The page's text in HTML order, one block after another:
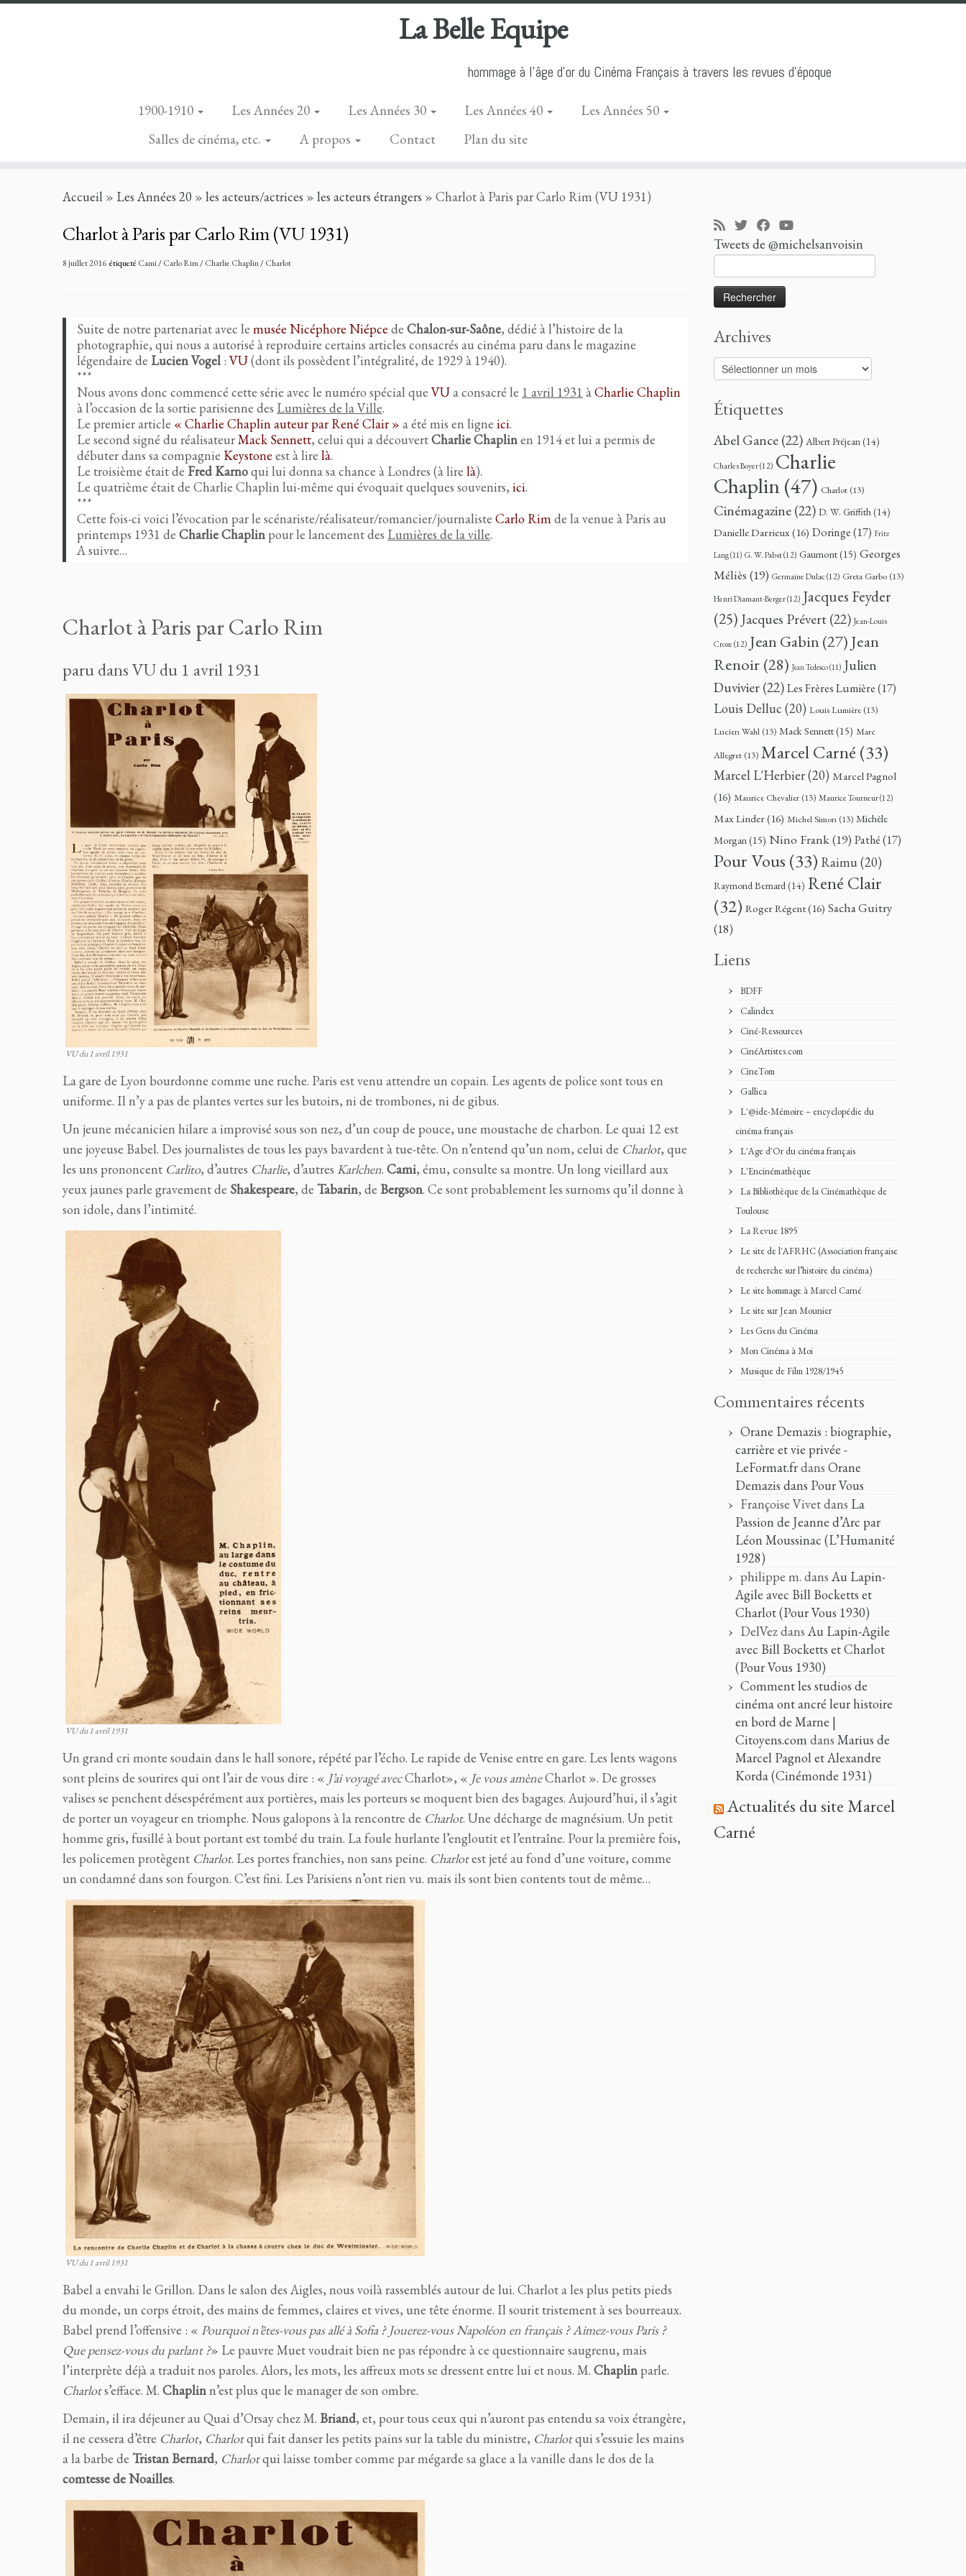
La Belle Equipe
hommage à l'âge d'or du Cinéma Français à travers les revues d'époque
1900-1910 Les Années 20 Les Années 30 Les Années 40
Les Années 50
Salles de cinéma, etc.
A propos Contact Plan du site
Accueil » Les Années 20 » les acteurs/actrices » les acteurs étrangers » Charlot à Paris par Carlo Rim (VU 1931)
Charlot à Paris par Carlo Rim (VU 1931)
8 juillet 2016 étiqueté Cami/Carlo Rim/Charlie Chaplin/Charlot
Suite de notre partenariat avec le musée Nicéphore Niépce de Chalon-sur-Saône, dédié à l’histoire de la
photographie, qui nous a autorisé à reproduire certains articles consacrés au cinéma paru dans le magazine
légendaire de Lucien Vogel :VU(dont ils possèdent l’intégralité, de 1929 à 1940).
***
Nous avons donc commencé cette série avec le numéro spécial queVUa consacré le 1 avril 1931 àCharlie Chaplin
à l’occasion de la sortie parisienne des Lumières de la Ville.
Le premier article « Charlie Chaplin auteur par René Clair » a été mis en ligne ici.
Le second signé du réalisateurMack Sennett, celui qui a découvertCharlie Chaplinen 1914 et lui a permis de
débuter dans sa compagnie Keystone est à lire là.
Le troisième était de Fred Karnoqui lui donna sa chance à Londres (à lire là).
Le quatrième était de Charlie Chaplin lui-même qui évoquait quelques souvenirs, ici.
***
Cette fois-ci voici l’évocation par le scénariste/réalisateur/romancier/journaliste Carlo Rimde la venue à Paris au
printemps 1931 de Charlie Chaplin pour le lancement des Lumières de la ville.
A suivre…
Charlot à Paris par Carlo Rim
paru dans VU du 1 avril 1931
VU du 1 avril 1931
La gare de Lyon bourdonne comme une ruche. Paris est venu attendre un copain. Les agents de police sont tous en
uniforme. Il n’y a pas de plantes vertes sur les butoirs, ni de trombones, ni de gibus.
Un jeune mécanicien hilare a improvisé sous son nez, d’un coup de pouce, une moustache de charbon. Le quai 12 est
une joyeuse Babel. Des journalistes de tous les pays bavardent à tue-tête. On n’entend qu’un nom, celui de Charlot, que
les uns prononcent Carlito, d’autres Charlie, d’autres Karlchen. Cami, ému, consulte sa montre. Un long vieillard aux
yeux jaunes parle gravement de Shakespeare, de Tabarin, de Bergson. Ce sont probablement les surnoms qu’il donne à
son idole, dans l’intimité.
VU du 1 avril 1931
Un grand cri monte soudain dans le hall sonore, répété par l’écho. Le rapide de Venise entre en gare. Les lents wagons
sont pleins de sourires qui ont l’air de vous dire : « J’ai voyagé avecCharlot», « Je vous amèneCharlot ». De grosses
valises se penchent désespérément aux portières, mais les porteurs se moquent bien des bagages. Aujourd’hui, il s’agit
de porter un voyageur en triomphe. Nous galopons à la rencontre de Charlot. Une décharge de magnésium. Un petit
homme gris, fusillé à bout portant est tombé du train. La foule hurlante l’engloutit et l’entraîne. Pour la première fois,
les policemen protègent Charlot. Les portes franchies, non sans peine. Charlotest jeté au fond d’une voiture, comme
un condamné dans son fourgon. C’est fini. Les Parisiens n’ont rien vu. mais ils sont bien contents tout de même…
VU du 1 avril 1931
Babel a envahi le Grillon. Dans le salon des Aigles, nous voilà rassemblés autour de lui. Charlot a les plus petits pieds
du monde, un corps étroit, des mains de femmes, claires et vives, une tête énorme. Il sourit tristement à ses bourreaux.
Babel prend l’offensive : « Pourquoi n’êtes-vous pas allé à Sofia ? Jouerez-vous Napoléon en français ? Aimez-vous Paris ?
Que pensez-vous du parlant ?» Le pauvre Muet voudrait bien ne pas répondre à ce questionnaire saugrenu, mais
l’interprète déjà a traduit nos paroles. Alors, les mots, les affreux mots se dressent entre lui et nous. M. Chaplin parle.
Charlots’efface. M. Chaplinn’est plus que le manager de son ombre.
Demain, il ira déjeuner au Quai d’Orsay chez M. Briand, et, pour tous ceux qui n’auront pas entendu sa voix étrangère,
il ne cessera d’être Charlot, Charlotqui fait danser les petits pains sur la table du ministre, Charlotqui s’essuie les mains
a la barbe de Tristan Bernard, Charlotqui laisse tomber comme par mégarde sa glace a la vanille dans le dos de la
comtesse de Noailles.
Tweets de @michelsanvoisin
Archives
Archives
Étiquettes
Abel Gance(22) Albert Préjean(14)
Charles Boyer(12) Charlie
Chaplin(47) Charlot (13)
Cinémagazine(22) D. W. Griffith(14)
Danielle Darrieux(16) Doringe(17) Fritz
Lang(11) G. W. Pabst(12) Gaumont(15) Georges
Méliès (19) Germaine Dulac (12) Greta Garbo (13)
Henri Diamant-Berger(12) Jacques Feyder
(25) Jacques Prévert(22) Jean-Louis
Croze (12) Jean Gabin (27) Jean
Renoir (28) Jean Tedesco(11) Julien
Duvivier(22)Les Frères Lumière(17)
Louis Delluc (20) Louis Lumière (13)
Lucien Wahl (13) Mack Sennett(15) Marc
Allegret (13) Marcel Carné (33)
Marcel L'Herbier(20) Marcel Pagnol
(16) Maurice Chevalier (13) Maurice Tourneur(12)
Max Linder(16) Michel Simon (13) Michèle
Morgan(15) Nino Frank(19) Pathé(17)
Pour Vous (33) Raimu(20)
Raymond Bernard(14) René Clair
(32) Roger Régent(16) Sacha Guitry
(18)
Liens
BDFF
Calindex
Ciné-Ressources
CinéArtistes.com
CineTom
Gallica
L'@ide-Mémoire – encyclopédie du
cinéma français
L'Age d'Or du cinéma français
L'Encinémathèque
La Bibliothèque de la Cinémathèque de
Toulouse
La Revue 1895
Le site de l'AFRHC (Association française
de recherche sur l’histoire du cinéma)
Le site hommage à Marcel Carné
Le site sur Jean Mounier
Les Gens du Cinéma
Mon Cinéma à Moi
Musique de Film 1928/1945
Commentaires récents
Orane Demazis : biographie,
carrière et vie privée -
LeFormat.frdans Orane
Demazis dans Pour Vous
Françoise Vivetdans La
Passion de Jeanne d’Arc par
Léon Moussinac (L’Humanité
1928)
philippe m. dans Au Lapin-
Agile avec Bill Bocketts et
Charlot (Pour Vous 1930)
DelVezdans Au Lapin-Agile
avec Bill Bocketts et Charlot
(Pour Vous 1930)
Comment les studios de
cinéma ont ancré leur histoire
en bord de Marne |
Citoyens.comdans Marius de
Marcel Pagnol et Alexandre
Korda (Cinémonde 1931)
Actualités du site Marcel
Carné